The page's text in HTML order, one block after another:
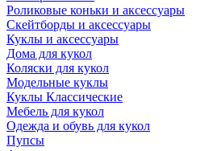
Роликовые коньки и аксессуары
Скейтборды и аксессуары
Куклы и аксессуары
Дома для кукол
Коляски для кукол
Модельные куклы
Куклы Классические
Мебель для кукол
Одежда и обувь для кукол
Пупсы